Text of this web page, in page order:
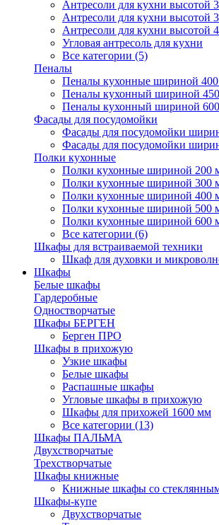
Антресоли для кухни высотой
Антресоли для кухни высотой
Антресоли для кухни высотой
Угловая антресоль для кухни
Все категории (5)
Пеналы
Пеналы кухонные шириной
Пеналы кухонный шириной
Пеналы кухонный шириной
Фасады для посудомойки
Фасады для посудомойки
Фасады для посудомойки
Полки кухонные
Полки кухонные шириной 200
Полки кухонные шириной 300
Полки кухонные шириной 400
Полки кухонные шириной 500
Полки кухонные шириной 600
Все категории (6)
Шкафы для встраиваемой техники
Шкаф для духовки и
Шкафы
Белые шкафы
Гардеробные
Одностворчатые
Шкафы БЕРГЕН
Берген ПРО
Шкафы в прихожую
Узкие шкафы
Белые шкафы
Распашные шкафы
Угловые шкафы в прихожую
Шкафы для прихожей 1600 мм
Все категории (13)
Шкафы ПАЛЬМА
Двухстворчатые
Трехстворчатые
Шкафы книжные
Книжные шкафы со
Шкафы-купе
Двухстворчатые